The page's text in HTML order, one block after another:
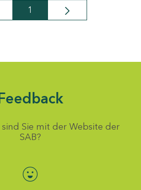
Seite
1
Sie mit der Website der
SAB?
Bewertung auswählen